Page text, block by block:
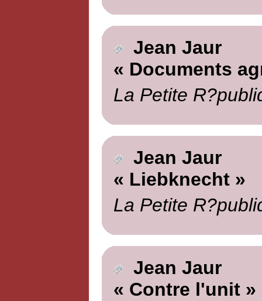
Jean Jaur
« Documents
La Petite
Jean Jaur
« Liebknecht »
La Petite
Jean Jaur
« Contre l'unit »